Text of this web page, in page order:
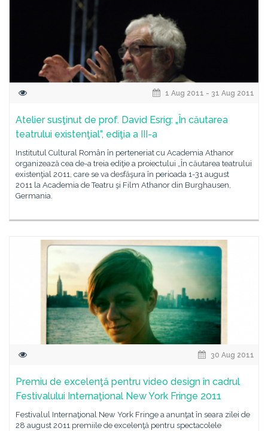
1 Aug 2011 - 31 Aug 2011
Atelier susţinut de prof. David Esrig: „În căutarea
teatrului existenţial”, ediţia a III-a
Institutul Cultural Român în perteneriat cu Academia Athanor
organizează cea de-a treia ediţie a proiectului „În căutarea teatrului
existenţial 2011, care se va desfăşura în perioada 1-31 august
2011 la Academia de Teatru şi Film Athanor din Burghausen,
Germania.
30 Aug 2011
Premiu de excelenţă pentru video design în cadrul
Festivalului Internaţional New York Fringe 2011
Festivalul Internaţional New York Fringe a anunţat în seara zilei de
28 august 2011 premiile de excelenţă pentru spectacolele